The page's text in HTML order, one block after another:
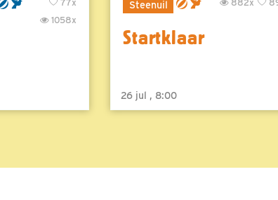
77x
1058x
Steenuil 882x
Startklaar
26 jul , 8:00